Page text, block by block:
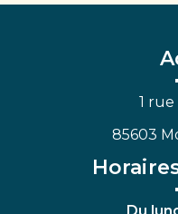
1
85603